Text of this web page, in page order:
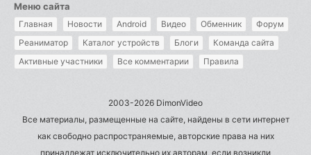
Меню сайта
Главная Новости Android Видео Обменник
Форум
Реаниматор
Каталог устройств Блоги
Команда сайта
Активные участники
Все комментарии Правила
2003-2026 DimonVideo
Все материалы, размещенные на сайте, найдены в сети интернет
как свободно распространяемые, авторские права на них
принадлежат исключительно их авторам, если возникли